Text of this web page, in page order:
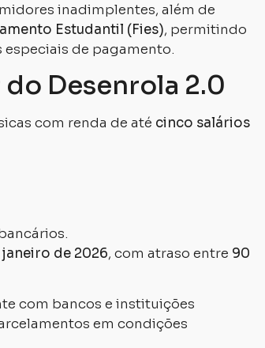
inadimplentes, além de
Estudantil (Fies), permitindo
de pagamento.
Desenrola 2.0
com renda de até cinco salários
janeiro de 2026, com atraso entre 90
com bancos e instituições
em condições